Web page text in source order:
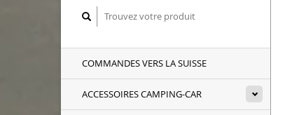
COMMANDES VERS LA SUISSE
ACCESSOIRES CAMPING-CAR